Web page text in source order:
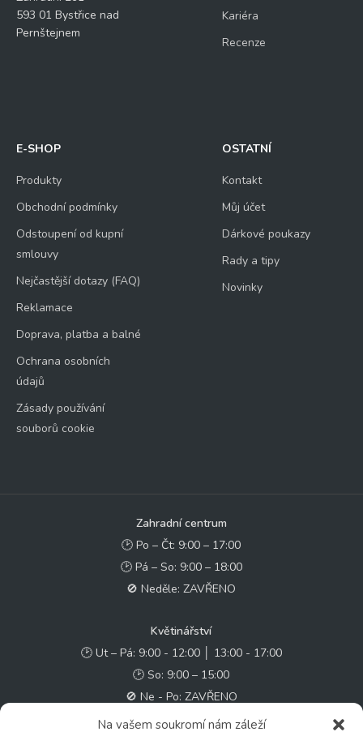
Na vašem soukromí nám záleží
593 01 Bystřice nad
Pernštejnem
Kariéra
Recenze
E-SHOP
Produkty
Obchodní podmínky
Odstoupení od kupní
smlouvy
Nejčastější dotazy (FAQ)
Reklamace
Doprava, platba a balné
Ochrana osobních
údajů
Zásady používání
souborů cookie
OSTATNÍ
Kontakt
Můj účet
Dárkové poukazy
Rady a tipy
Novinky
Zahradní centrum
🕑 Po – Čt: 9:00 – 17:00
🕑 Pá – So: 9:00 – 18:00
🚫 Neděle: ZAVŘENO
Květinářství
🕑 Ut – Pá: 9:00 - 12:00 │ 13:00 - 17:00
🕑 So: 9:00 – 15:00
🚫 Ne - Po: ZAVŘENO